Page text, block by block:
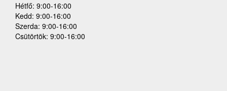
Hétfő: 9:00-16:00
Kedd: 9:00-16:00
Szerda: 9:00-16:00
Csütörtök: 9:00-16:00